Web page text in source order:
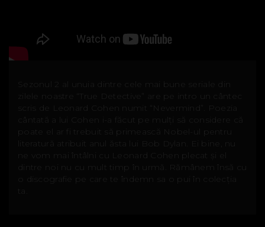
Sezonul 2 al unuia dintre cele mai bune seriale din
zilele noastre “True Detective” are pe intro un cântec
scris de Leonard Cohen numit “Nevermind”. Poezia
cântată a lui Cohen i-a făcut pe mulți să considere că
poate el ar fi trebuit să primească Nobel-ul pentru
literatură atribuit anul ăsta lui Bob Dylan. Ei bine, nu
ne vom mai întâlni cu Leonard Cohen plecat și el
dintre noi nu cu mult timp în urmă. Rămânem însă cu
o discografie pe care te îndemn sa o pui în colecția
ta.